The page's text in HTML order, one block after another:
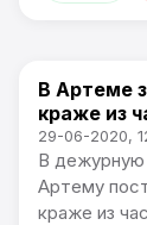
В Артеме
краже из
29-06-2020,
В дежурную
Артему
краже из